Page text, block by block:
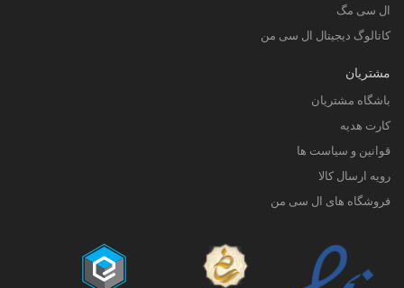
ال سی مگ
کاتالوگ دیجیتال ال سی من
مشتریان
باشگاه مشتریان
کارت هدیه
قوانین و سیاست ها
رویه ارسال کالا
فروشگاه های ال سی من